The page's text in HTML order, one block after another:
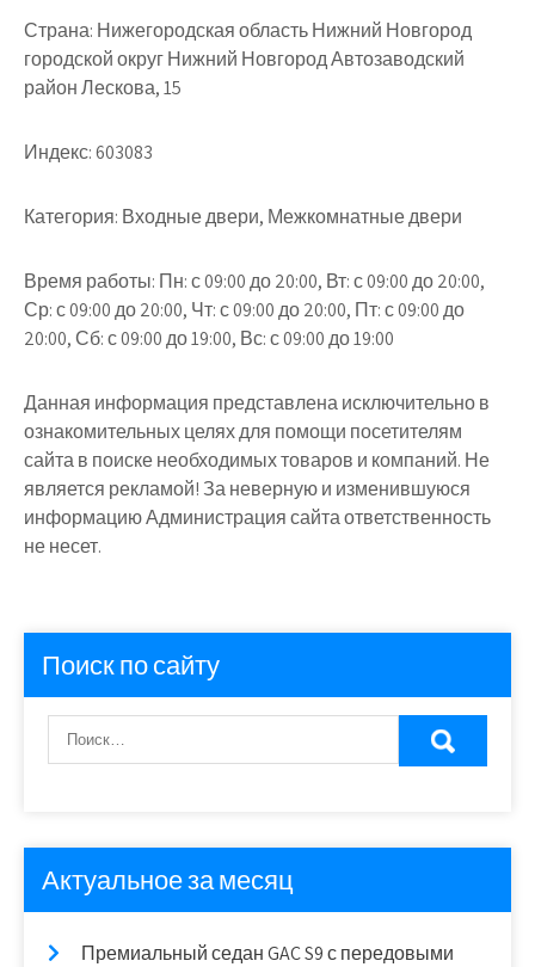
Страна: Нижегородская область Нижний Новгород
городской округ Нижний Новгород Автозаводский
район Лескова, 15
Индекс:603083
Категория: Входные двери, Межкомнатные двери
Время работы: Пн: с 09:00 до 20:00, Вт: с 09:00 до 20:00,
Ср: с 09:00 до 20:00, Чт: с 09:00 до 20:00, Пт: с 09:00 до
20:00, Сб: с 09:00 до 19:00, Вс: с 09:00 до 19:00
Данная информация представлена исключительно в
ознакомительных целях для помощи посетителям
сайта в поиске необходимых товаров и компаний. Не
является рекламой! За неверную и изменившуюся
информацию Администрация сайта ответственность
не несет.
Поиск по сайту
Актуальное за месяц
Премиальный седан GAC S9 с передовыми